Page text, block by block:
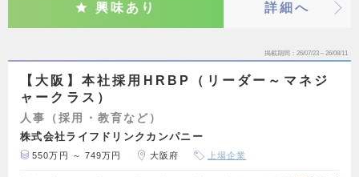
興味あり 詳細へ
掲載期間 26/07/23～26/08/11
【大阪】本社採用HRBP（リーダー～マネジ
ャークラス）
人事（採用・教育など）
株式会社ライフドリンクカンパニー
550万円 ～ 749万円 大阪府 上場企業